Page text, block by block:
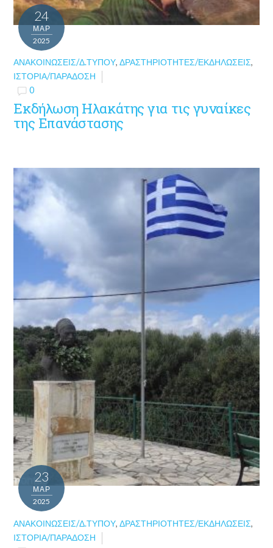
24
ΜΑΡ
2025
ΑΝΑΚΟΙΝΏΣΕΙΣ/Δ.ΤΎΠΟΥ,ΔΡΑΣΤΗΡΙΌΤΗΤΕΣ/ΕΚΔΗΛΏΣΕΙΣ,
ΙΣΤΟΡΊΑ/ΠΑΡΆΔΟΣΗ
0
Εκδήλωση Ηλακάτης για τις γυναίκες
της Επανάστασης
23
ΜΑΡ
2025
ΑΝΑΚΟΙΝΏΣΕΙΣ/Δ.ΤΎΠΟΥ,ΔΡΑΣΤΗΡΙΌΤΗΤΕΣ/ΕΚΔΗΛΏΣΕΙΣ,
ΙΣΤΟΡΊΑ/ΠΑΡΆΔΟΣΗ